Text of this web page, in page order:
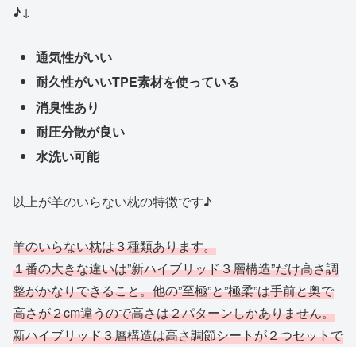
♪↓
通気性がいい
耐久性がいいTPE素材を使っている
消臭性あり
耐圧分散が良い
水洗い可能
以上が羊のいらない枕の特徴です♪
羊のいらない枕は３種類あります。
１番の大きな違いは”新ハイブリッド３層構造”だけ高さ調
整がかなりできること。他の”至極”と”極柔”は手前と奥で
高さが２cm違うので高さは２パターンしかありません。
新ハイブリッド３層構造は高さ調節シートが２つセットで